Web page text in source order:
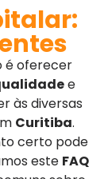
é oferecer
e
às diversas
Curitiba.
certo pode
este FAQ